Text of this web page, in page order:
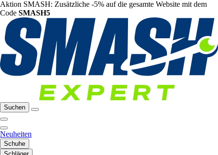
Aktion SMASH: Zusätzliche -5% auf die gesamte Website mit dem
Code SMASH5
Suchen
Neuheiten
Schuhe